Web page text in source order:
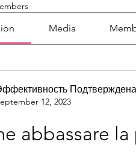
Media
Подтверждена
12, 2023
abbassare